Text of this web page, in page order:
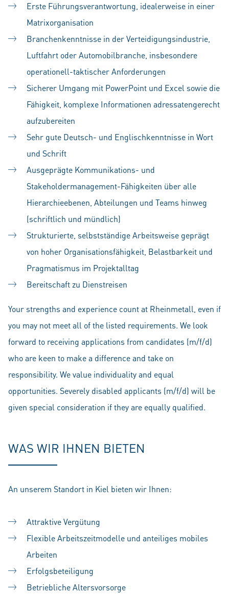
Erste Führungsverantwortung, idealerweise in einer
Matrixorganisation
Branchenkenntnisse in der Verteidigungsindustrie,
Luftfahrt oder Automobilbranche, insbesondere
operationell-taktischer Anforderungen
Sicherer Umgang mit PowerPoint und Excel sowie die
Fähigkeit, komplexe Informationen adressatengerecht
aufzubereiten
Sehr gute Deutsch- und Englischkenntnisse in Wort
und Schrift
Ausgeprägte Kommunikations- und
Stakeholdermanagement-Fähigkeiten über alle
Hierarchieebenen, Abteilungen und Teams hinweg
(schriftlich und mündlich)
Strukturierte, selbstständige Arbeitsweise geprägt
von hoher Organisationsfähigkeit, Belastbarkeit und
Pragmatismus im Projektalltag
Bereitschaft zu Dienstreisen
Your strengths and experience count at Rheinmetall, even if
you may not meet all of the listed requirements. We look
forward to receiving applications from candidates (m/f/d)
who are keen to make a difference and take on
responsibility. We value individuality and equal
opportunities. Severely disabled applicants (m/f/d) will be
given special consideration if they are equally qualified.
WAS WIR IHNEN BIETEN
An unserem Standort in Kiel bieten wir Ihnen:
Attraktive Vergütung
Flexible Arbeitszeitmodelle und anteiliges mobiles
Arbeiten
Erfolgsbeteiligung
Betriebliche Altersvorsorge